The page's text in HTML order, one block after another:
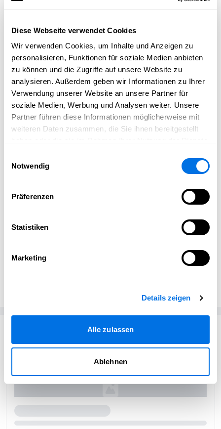
Diese Webseite verwendet Cookies
Wir verwenden Cookies, um Inhalte und Anzeigen zu
personalisieren, Funktionen für soziale Medien anbieten
zu können und die Zugriffe auf unsere Website zu
analysieren. Außerdem geben wir Informationen zu Ihrer
Verwendung unserer Website an unsere Partner für
soziale Medien, Werbung und Analysen weiter. Unsere
Partner führen diese Informationen möglicherweise mit
weiteren Daten zusammen, die Sie ihnen bereitgestellt
Notwendig
Präferenzen
Statistiken
Marketing
Details zeigen
Alle zulassen
Ablehnen
Gespräche
In der ganzen Altstadt warten Food- und Getränkestände
sowie teilnehmende Gastronomiebetriebe auf dich –
perfekt, um zwischendurch zu genießen, Freunde zu
treffen und den Abend gemeinsam zu erleben. Komm
vorbei, lass dich treiben, entdecke neue Lieblingsstücke
beiLalü und vielen weiteren Geschäften – ganz
Ladenburg und alle teilnehmenden Betriebe des BdS
Ladenburg freuen sich auf diese besondere
Passend zum Thema